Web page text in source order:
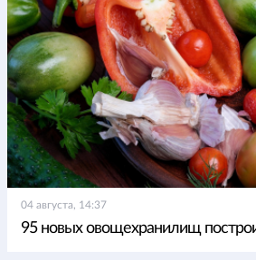
04 августа, 14:37
95 новых овощехранилищ